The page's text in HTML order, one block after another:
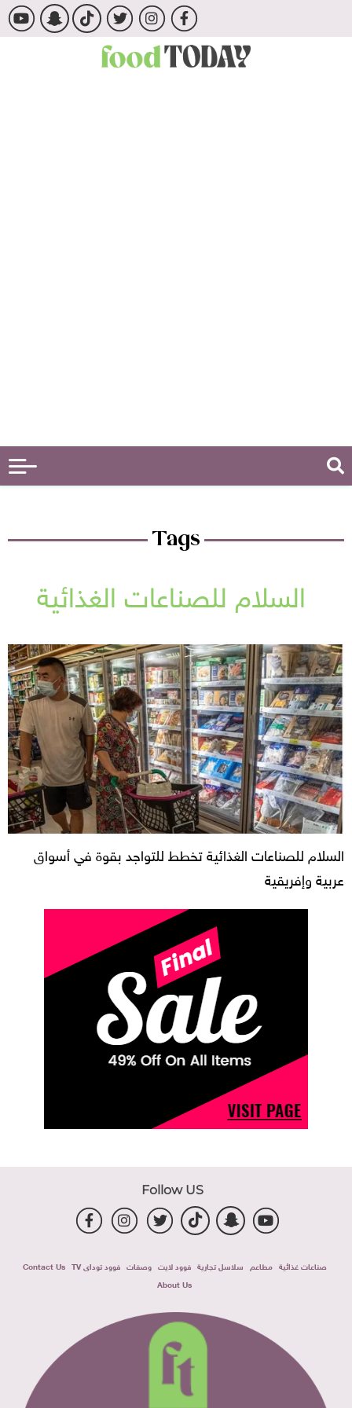
Tags
السلام للصناعات الغذائية
السلام للصناعات الغذائية تخطط للتواجد بقوة في أسواق
عربية وإفريقية
Follow US
صناعات غذائية مطاعم سلاسل تجارية فوود لايت وصفات فوود توداى TV
Contact Us
About Us